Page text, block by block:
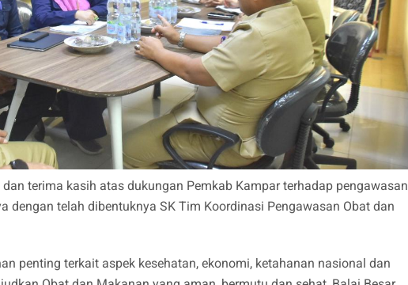
terima kasih atas dukungan Pemkab Kampar terhadap pengawasan
dengan telah dibentuknya SK Tim Koordinasi Pengawasan Obat dan
penting terkait aspek kesehatan, ekonomi, ketahanan nasional dan